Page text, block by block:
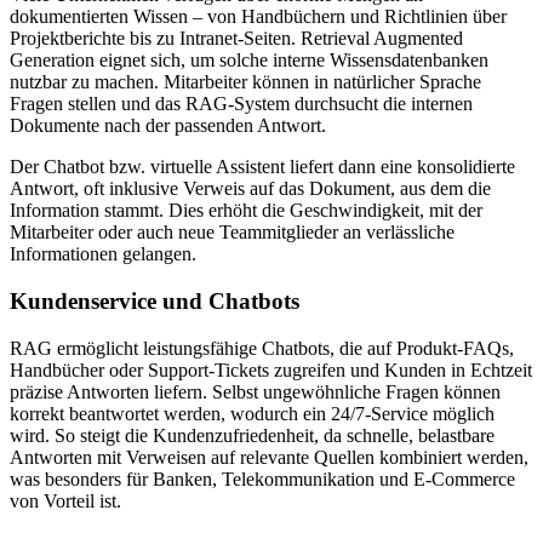
dokumentierten Wissen – von Handbüchern und Richtlinien über
Projektberichte bis zu Intranet-Seiten. Retrieval Augmented
Generation eignet sich, um solche interne Wissensdatenbanken
nutzbar zu machen. Mitarbeiter können in natürlicher Sprache
Fragen stellen und das RAG-System durchsucht die internen
Dokumente nach der passenden Antwort.
Der Chatbot bzw. virtuelle Assistent liefert dann eine konsolidierte
Antwort, oft inklusive Verweis auf das Dokument, aus dem die
Information stammt. Dies erhöht die Geschwindigkeit, mit der
Mitarbeiter oder auch neue Teammitglieder an verlässliche
Informationen gelangen.
Kundenservice und Chatbots
RAG ermöglicht leistungsfähige Chatbots, die auf Produkt-FAQs,
Handbücher oder Support-Tickets zugreifen und Kunden in Echtzeit
präzise Antworten liefern. Selbst ungewöhnliche Fragen können
korrekt beantwortet werden, wodurch ein 24/7-Service möglich
wird. So steigt die Kundenzufriedenheit, da schnelle, belastbare
Antworten mit Verweisen auf relevante Quellen kombiniert werden,
was besonders für Banken, Telekommunikation und E-Commerce
von Vorteil ist.